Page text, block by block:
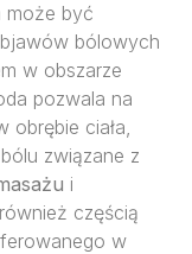
może być
bólowych
w obszarze
pozwala na
obrębie ciała,
związane z
i
częścią
w